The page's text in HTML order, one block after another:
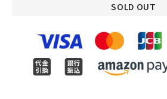
SOLD OUT